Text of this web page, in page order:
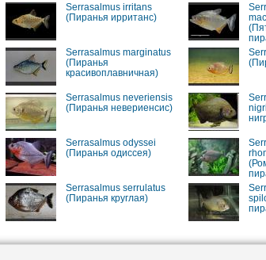
Serrasalmus irritans
(Пиранья ирританс)
Serrasalmus marginatus
(Пиранья
красивоплавничная)
Serrasalmus neveriensis
(Пиранья невериенсис)
Serrasalmus odyssei
(Пиранья одиссея)
Serrasalmus serrulatus
(Пиранья круглая)